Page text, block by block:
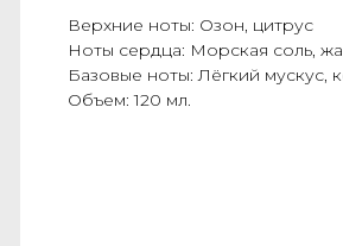
Верхние ноты: Озон, цитрус
Ноты сердца: Морская соль,
Базовые ноты: Лёгкий мускус,
Объем: 120 мл.